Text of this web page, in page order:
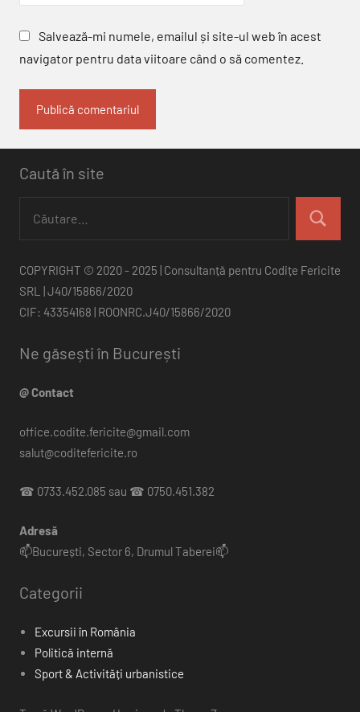
Salvează-mi numele, emailul și site-ul web în acest
navigator pentru data viitoare când o să comentez.
Caută în site
după:
Căutare
COPYRIGHT © 2020 - 2025 | Consultanță pentru Codițe Fericite
SRL | J40/15866/2020
CIF: 43354168 | ROONRC.J40/15866/2020
Ne găsești în București
@ Contact
office.codite.fericite@gmail.com
salut@coditefericite.ro
☎ 0733.452.085 sau ☎ 0750.451.382
Adresă
📫București, Sector 6, Drumul Taberei📫
Categorii
Excursii în România
Politică internă
Sport & Activități urbanistice